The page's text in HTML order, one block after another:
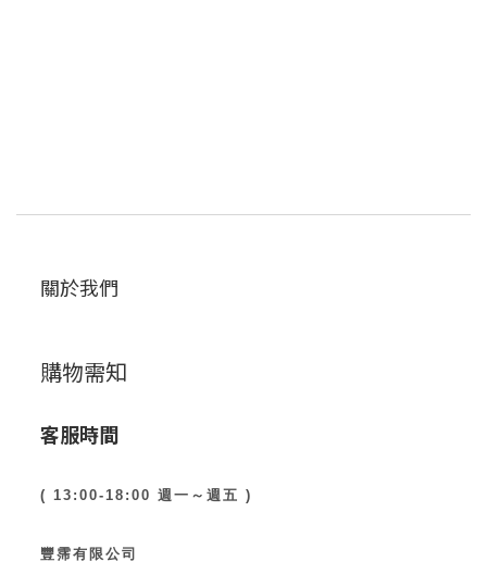
關於我們
購物需知
客服時間
( 13:00-18:00 週一～週五 )
豐霈有限公司